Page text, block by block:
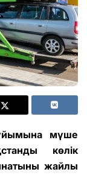
мүше
көлік
жайлы